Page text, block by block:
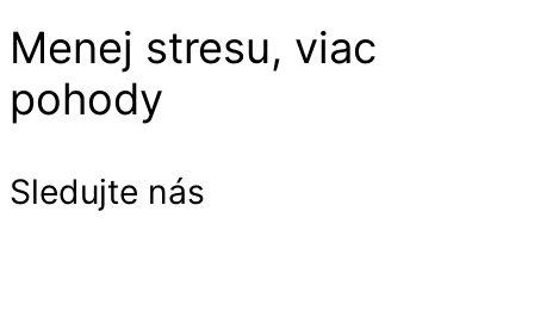
Menej stresu, viac
pohody
Sledujte nás